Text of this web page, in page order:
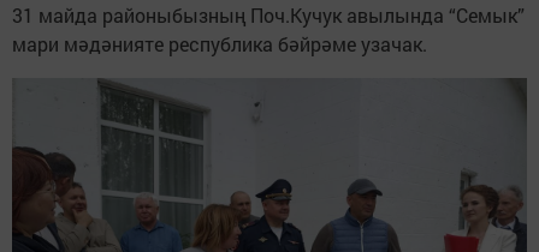
31 майда районыбызның Поч.Кучук авылында “Семык”
мари мәдәнияте республика бәйрәме узачак.